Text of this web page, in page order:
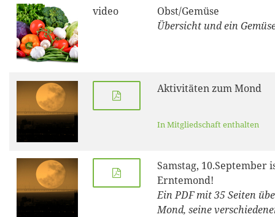
video
Obst/Gemüse
Übersicht und ein
Aktivitäten zum Mond
In Mitgliedschaft enthalten
Samstag, 10.September
Erntemond!
Ein PDF mit 35 Seiten
Mond, seine